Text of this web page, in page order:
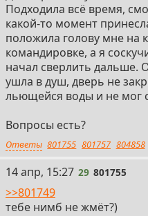
Подходила всё время,
какой-то момент
положила голову мне на
командировке, а я
начал сверлить дальше.
ушла в душ, дверь не
льющейся воды и не мог
Вопросы есть?
Ответы 801755 801757 804858
29
14 апр, 15:27 29 801755
>>801749
тебе нимб не жмёт?)